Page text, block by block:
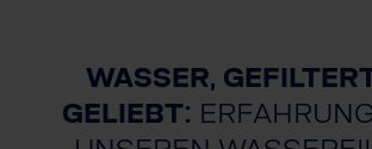
WASSER,
GELIEBT: